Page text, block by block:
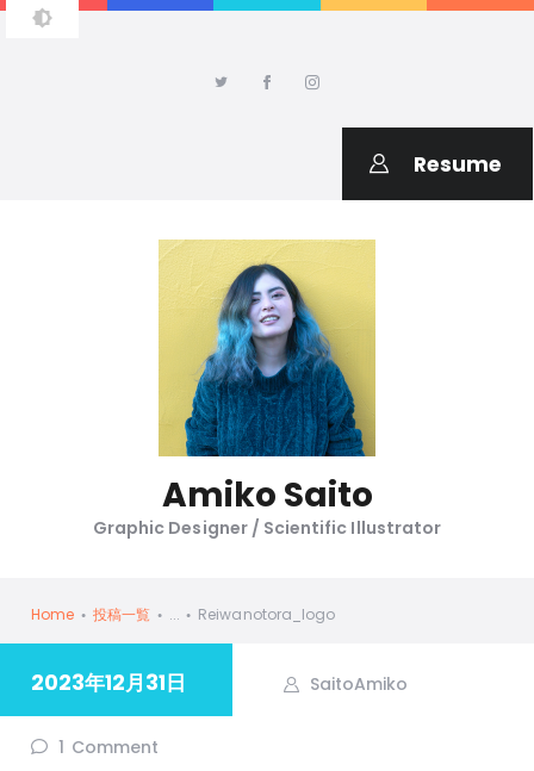
Resume
Amiko Saito
Graphic Designer / Scientific Illustrator
Home 投稿一覧 ... Reiwanotora_logo
AMIKO SAITO DESIGN
2023年12月31日 SaitoAmiko
1 Comment